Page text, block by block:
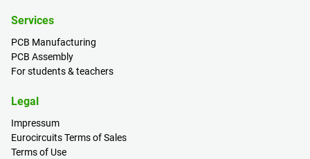
Services
PCB Manufacturing
PCB Assembly
For students & teachers
Legal
Impressum
Eurocircuits Terms of Sales
Terms of Use